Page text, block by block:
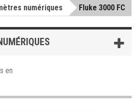
numériques Fluke 3000 FC